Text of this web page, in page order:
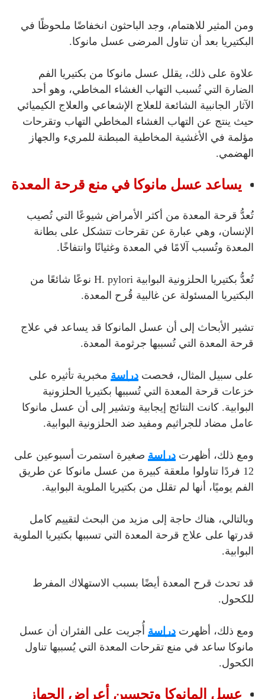
ومن المثير للاهتمام، وجد الباحثون انخفاضًا ملحوظًا في
البكتيريا بعد أن تناول المرضى عسل مانوكا.
علاوة على ذلك، يقلل عسل مانوكا من بكتيريا الفم
الضارة التي تُسبب التهاب الغشاء المخاطي، وهو أحد
الآثار الجانبية الشائعة للعلاج الإشعاعي والعلاج الكيميائي
حيث ينتج عن التهاب الغشاء المخاطي التهاب وتقرحات
مؤلمة في الأغشية المخاطية المبطنة للمريء والجهاز
الهضمي.
يساعد عسل مانوكا في منع قرحة المعدة
تُعدُّ قرحة المعدة من أكثر الأمراض شيوعًا التي تُصيب
الإنسان، وهي عبارة عن تقرحات تتشكل على بطانة
المعدة وتُسبب آلامًا في المعدة وغثيانًا وانتفاخًا.
تُعدُّ بكتيريا الحلزونية البوابية H. pylori نوعًا شائعًا من
البكتيريا المسئولة عن غالبية قُرح المعدة.
تشير الأبحاث إلى أن عسل المانوكا قد يساعد في علاج
قرحة المعدة التي تُسببها جرثومة المعدة.
على سبيل المثال، فحصت دراسة مخبرية تأثيره على
خزعات قرحة المعدة التي تُسببها بكتيريا الحلزونية
البوابية. كانت النتائج إيجابية وتشير إلى أن عسل مانوكا
عامل مضاد للجراثيم ومفيد ضد الحلزونية البوابية.
ومع ذلك، أظهرت دراسة صغيرة استمرت أسبوعين على
12 فردًا تناولوا ملعقة كبيرة من عسل مانوكا عن طريق
الفم يوميًا، أنها لم تقلل من بكتيريا الملوية البوابية.
وبالتالي، هناك حاجة إلى مزيد من البحث لتقييم كامل
قدرتها على علاج قرحة المعدة التي تسببها بكتيريا الملوية
البوابية.
قد تحدث قرح المعدة أيضًا بسبب الاستهلاك المفرط
للكحول.
ومع ذلك، أظهرت دراسة أُجريت على الفئران أن عسل
مانوكا ساعد في منع تقرحات المعدة التي يُسببها تناول
الكحول.
عسل المانوكا وتحسين أعراض الجهاز